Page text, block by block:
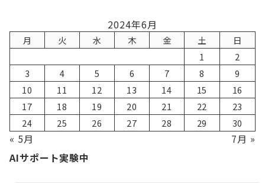
2024年6月
月 火 水 木 金 土
日
1
2
3
4 5 6 7 8
9
10
11 12 13 14 15
16
17
18 19 20 21 22
23
24
25 26 27 28 29 30
« 5月
7月 »
AIサポート実験中